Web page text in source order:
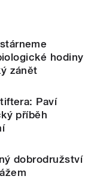
hodiny
zánět
Paví
příběh
dobrodružství